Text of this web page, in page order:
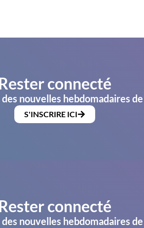
connecté
nouvelles hebdomadaires
S'INSCRIRE ICI
connecté
nouvelles hebdomadaires